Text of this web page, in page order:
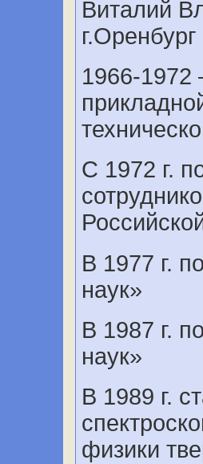
Виталий
1966-1972
С 1972 г.
В 1977 г.
наук»
В 1987 г.
наук»
В 1989 г.
физики